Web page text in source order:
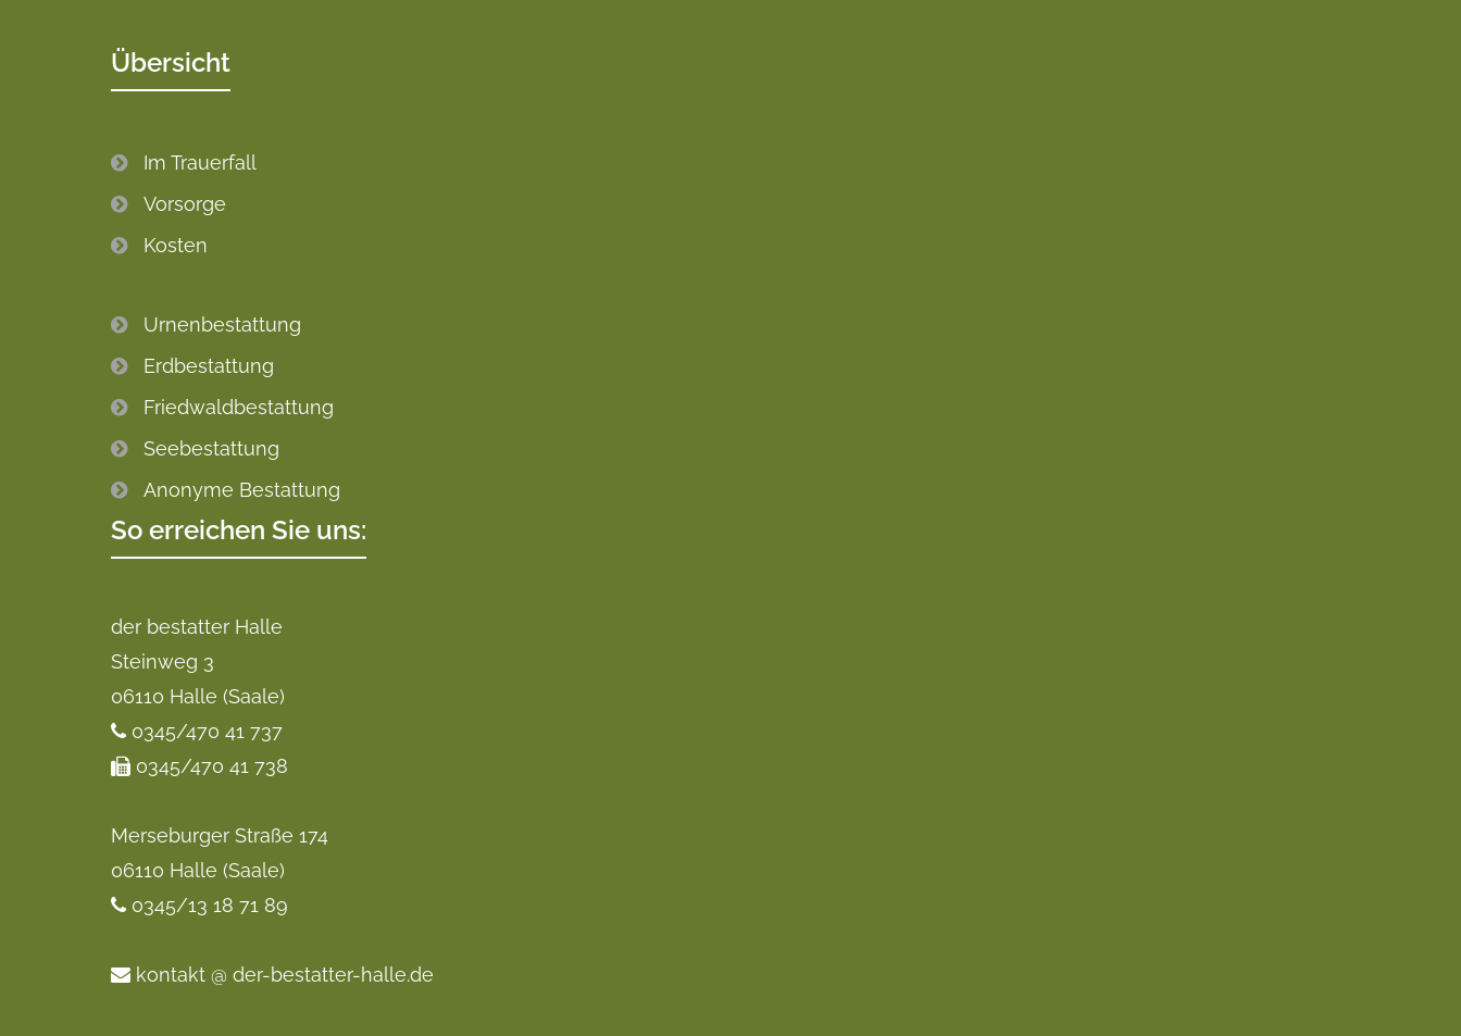
Übersicht
Im Trauerfall
Vorsorge
Kosten
Urnenbestattung
Erdbestattung
Friedwaldbestattung
Seebestattung
Anonyme Bestattung
So erreichen Sie uns:
der bestatter Halle
Steinweg 3
06110 Halle (Saale)
0345/470 41 737
0345/470 41 738
Merseburger Straße 174
06110 Halle (Saale)
0345/13 18 71 89
kontakt @ der-bestatter-halle.de